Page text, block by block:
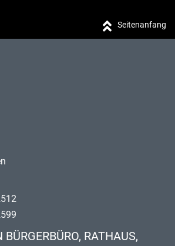
Seitenanfang
BÜRGERBÜRO, RATHAUS,